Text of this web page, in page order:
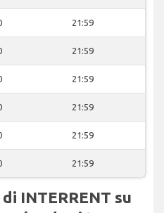
21:59
21:59
21:59
21:59
21:59
21:59
INTERRENT su